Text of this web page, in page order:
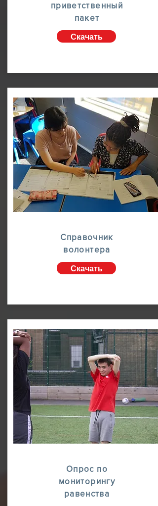
приветственный
пакет
Скачать
Справочник
волонтера
Скачать
Опрос по
мониторингу
равенства